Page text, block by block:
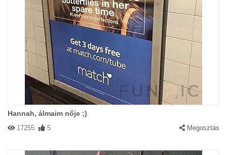
Hannah, álmaim nője ;)
17255 5 Megosztás